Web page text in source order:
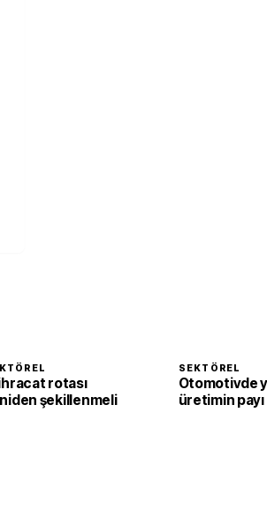
rotası
şekillenmeli
SEKTÖREL
Otomotivde
üretimin